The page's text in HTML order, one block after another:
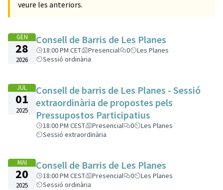
veure les anteriors.
GEN
28
2026
Consell de Barris de Les Planes
18:00 PM CET Presencial 0
Les Planes
Sessió ordinària
JUL
01
2025
Consell de barris de Les Planes - Sessió
extraordinària de propostes pels
Pressupostos Participatius
18:00 PM CEST Presencial 0
Les Planes
Sessió extraordinària
MAI
20
2025
Consell de Barris de Les Planes
18:00 PM CEST Presencial 0
Les Planes
Sessió ordinària